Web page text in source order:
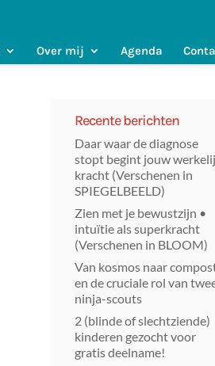
Over mij Agenda
Recente berichten
Daar waar de diagnose
stopt begint jouw
kracht (Verschenen in
SPIEGELBEELD)
Zien met je bewustzijn •
intuïtie als superkracht
(Verschenen in BLOOM)
Van kosmos naar
en de cruciale rol van
ninja-scouts
2 (blinde of slechtziende)
kinderen gezocht voor
gratis deelname!